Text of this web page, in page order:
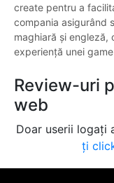
create pentru a
compania asigurând
maghiară și engleză,
experiență unei
Review-uri
web
Doar userii logați
ți